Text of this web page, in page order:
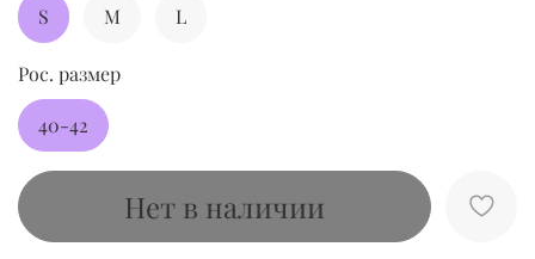
Нет в наличии
S M L
Рос. размер
40-42